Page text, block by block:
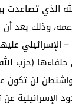
الذي تصاعدت
وذلك بعد
الإسرائيلي
حلفاءها (حزب
واشنطن لن
الإسرائيلية